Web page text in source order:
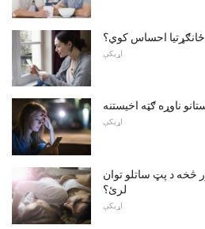
احساس کوي؟
اړیکې
ناوړه ګټه اخیستنه
اړیکې
څخه د پټ ساتلو توان
لرئ؟
اړیکې